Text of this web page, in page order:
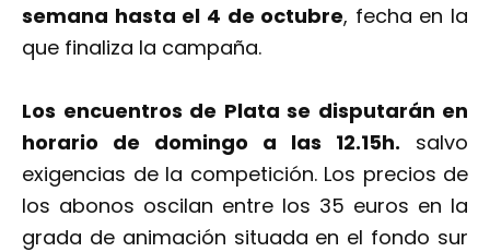
semana hasta el 4 de octubre, fecha en la
que finaliza la campaña.
Los encuentros de Plata se disputarán en
horario de domingo a las 12.15h. salvo
exigencias de la competición. Los precios de
los abonos oscilan entre los 35 euros en la
grada de animación situada en el fondo sur